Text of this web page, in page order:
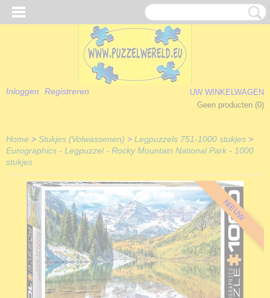
Inloggen Registreren
UW WINKELWAGEN
Geen producten (0)
Home > Stukjes (Volwassenen) > Legpuzzels 751-1000 stukjes >
Eurographics - Legpuzzel - Rocky Mountain National Park - 1000
stukjes
NIEUW